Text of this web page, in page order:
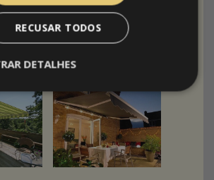
A página Pintrest da Shade &
Inc., empresa Americana, tem
(parecem toldos feitos pela
RECUSAR TODOS
DETALHES